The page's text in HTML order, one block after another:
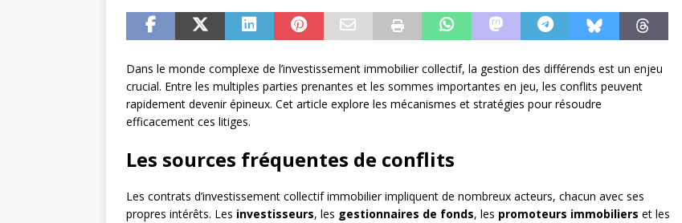
Dans le monde complexe de l’investissement immobilier collectif, la gestion des différends est un enjeu
crucial. Entre les multiples parties prenantes et les sommes importantes en jeu, les conflits peuvent
rapidement devenir épineux. Cet article explore les mécanismes et stratégies pour résoudre
efficacement ces litiges.
Les sources fréquentes de conflits
Les contrats d’investissement collectif immobilier impliquent de nombreux acteurs, chacun avec ses
propres intérêts. Les investisseurs, les gestionnaires de fonds, les promoteurs immobiliers et les